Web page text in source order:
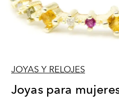
JOYAS Y RELOJES
Joyas para